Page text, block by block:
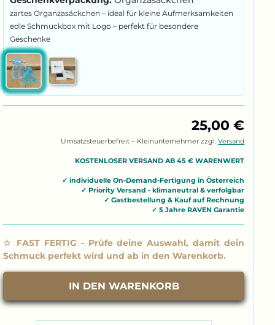
25,00 €
Umsatzsteuerbefreit – Kleinunternehmer zzgl.Versand